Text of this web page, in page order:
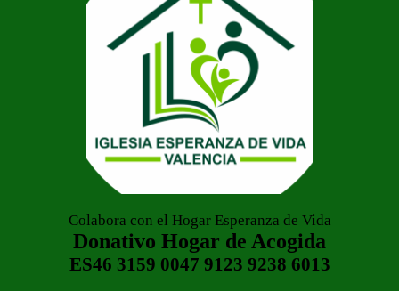
Colabora con el Hogar Esperanza de Vida
Donativo Hogar de Acogida
ES46 3159 0047 9123 9238 6013